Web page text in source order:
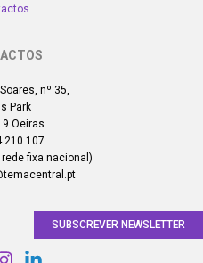
nº 35,
Park
Oeiras
210 107
fixa nacional)
SUBSCREVER NEWSLETTER